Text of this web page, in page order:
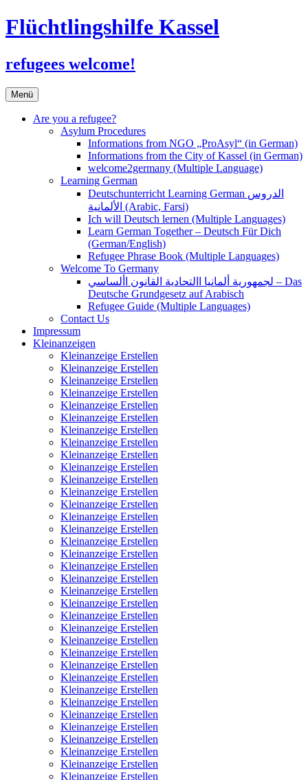
Flüchtlingshilfe Kassel
refugees welcome!
Menü Zum
Inhalt
springen
Are you a refugee?
Asylum Procedures
Informations from NGO „ProAsyl“ (in German)
Informations from the City of Kassel (in German)
welcome2germany (Multiple Language)
Learning German
Deutschunterricht Learning German الدروس
الألمانية (Arabic, Farsi)
Ich will Deutsch lernen (Multiple Languages)
Learn German Together – Deutsch Für Dich
(German/English)
Refugee Phrase Book (Multiple Languages)
Welcome To Germany
لجمهورية ألمانيا االتحادية القانون األساسي – Das
Deutsche Grundgesetz auf Arabisch
Refugee Guide (Multiple Languages)
Contact Us
Impressum
Kleinanzeigen
Kleinanzeige Erstellen
Kleinanzeige Erstellen
Kleinanzeige Erstellen
Kleinanzeige Erstellen
Kleinanzeige Erstellen
Kleinanzeige Erstellen
Kleinanzeige Erstellen
Kleinanzeige Erstellen
Kleinanzeige Erstellen
Kleinanzeige Erstellen
Kleinanzeige Erstellen
Kleinanzeige Erstellen
Kleinanzeige Erstellen
Kleinanzeige Erstellen
Kleinanzeige Erstellen
Kleinanzeige Erstellen
Kleinanzeige Erstellen
Kleinanzeige Erstellen
Kleinanzeige Erstellen
Kleinanzeige Erstellen
Kleinanzeige Erstellen
Kleinanzeige Erstellen
Kleinanzeige Erstellen
Kleinanzeige Erstellen
Kleinanzeige Erstellen
Kleinanzeige Erstellen
Kleinanzeige Erstellen
Kleinanzeige Erstellen
Kleinanzeige Erstellen
Kleinanzeige Erstellen
Kleinanzeige Erstellen
Kleinanzeige Erstellen
Kleinanzeige Erstellen
Kleinanzeige Erstellen
Kleinanzeige Erstellen